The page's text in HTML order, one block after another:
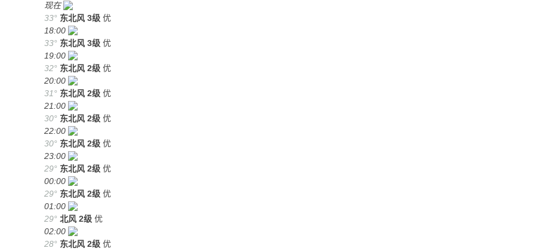
现在
33° 东北风 3级 优
18:00
33° 东北风 3级 优
19:00
32° 东北风 2级 优
20:00
31° 东北风 2级 优
21:00
30° 东北风 2级 优
22:00
30° 东北风 2级 优
23:00
29° 东北风 2级 优
00:00
29° 东北风 2级 优
01:00
29° 北风 2级 优
02:00
28° 东北风 2级 优